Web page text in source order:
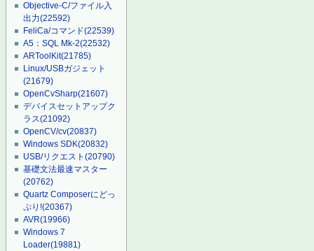
Objective-C/ファイル入
出力(22592)
FeliCa/コマンド(22539)
A5：SQL Mk-2(22532)
ARToolKit(21785)
Linux/USBガジェット
(21679)
OpenCvSharp(21607)
デバイスセットアップク
ラス(21092)
OpenCV/cv(20837)
Windows SDK(20832)
USB/リクエスト(20790)
基礎文法最速マスター
(20762)
Quartz Composerにどっ
ぷり!(20367)
AVR(19966)
Windows 7
Loader(19881)